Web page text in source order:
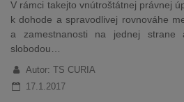
V rámci takejto vnútroštátnej právnej
k dohode a spravodlivej rovnováhe
a zamestnanosti na jednej
slobodou…
Autor: TS CURIA
17.1.2017